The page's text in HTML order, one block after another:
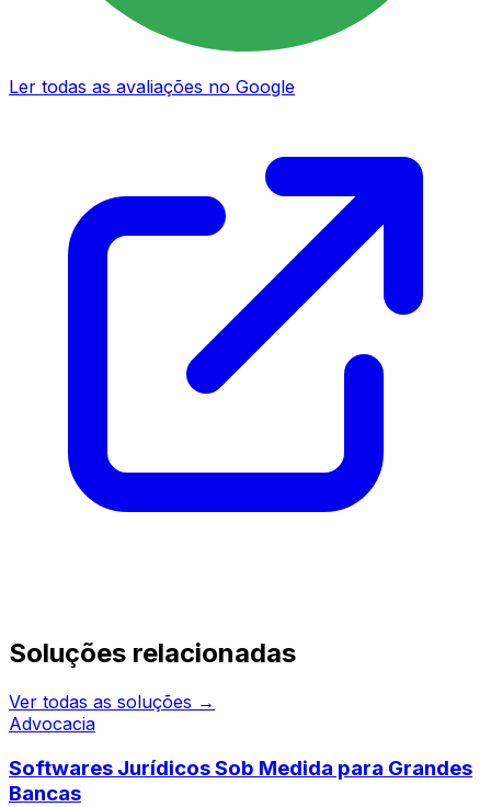
Ler todas as avaliações no Google
Soluções relacionadas
Ver todas as soluções →
Advocacia
Softwares Jurídicos Sob Medida para Grandes
Bancas